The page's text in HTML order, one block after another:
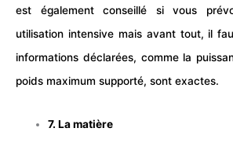
est également conseillé si vous
utilisation intensive mais avant tout, il
informations déclarées, comme la
poids maximum supporté, sont exactes.
7. La matière